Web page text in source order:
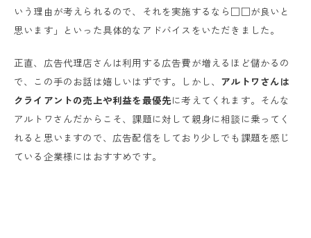
いう理由が考えられるので、それを実施するなら□□が良いと
思います」といった具体的なアドバイスをいただきました。
正直、広告代理店さんは利用する広告費が増えるほど儲かるの
で、この手のお話は嬉しいはずです。しかし、 アルトワさんは
クライアントの売上や利益を最優先に考えてくれます。そんな
アルトワさんだからこそ、課題に対して親身に相談に乗ってく
れると思いますので、広告配信をしており少しでも課題を感じ
ている企業様にはおすすめです。